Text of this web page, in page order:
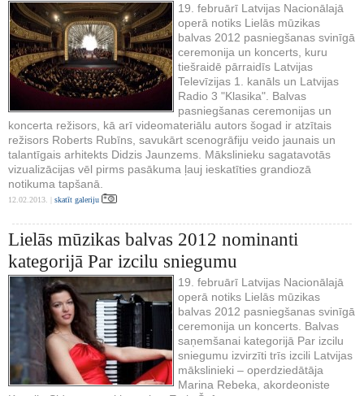
19. februārī Latvijas Nacionālajā
operā notiks Lielās mūzikas
balvas 2012 pasniegšanas svinīgā
ceremonija un koncerts, kuru
tiešraidē pārraidīs Latvijas
Televīzijas 1. kanāls un Latvijas
Radio 3 "Klasika". Balvas
pasniegšanas ceremonijas un
koncerta režisors, kā arī videomateriālu autors šogad ir atzītais
režisors Roberts Rubīns, savukārt scenogrāfiju veido jaunais un
talantīgais arhitekts Didzis Jaunzems. Mākslinieku sagatavotās
vizualizācijas vēl pirms pasākuma ļauj ieskatīties grandiozā
notikuma tapšanā.
12.02.2013. | skatīt galeriju
Lielās mūzikas balvas 2012 nominanti
kategorijā Par izcilu sniegumu
19. februārī Latvijas Nacionālajā
operā notiks Lielās mūzikas
balvas 2012 pasniegšanas svinīgā
ceremonija un koncerts. Balvas
saņemšanai kategorijā Par izcilu
sniegumu izvirzīti trīs izcili Latvijas
mākslinieki – operdziedātāja
Marina Rebeka, akordeoniste